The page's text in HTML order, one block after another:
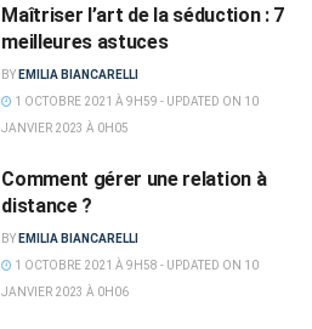
Maîtriser l’art de la séduction : 7
meilleures astuces
BY EMILIA BIANCARELLI
1 OCTOBRE 2021 À 9H59 - UPDATED ON 10
JANVIER 2023 À 0H05
Comment gérer une relation à
distance ?
BY EMILIA BIANCARELLI
1 OCTOBRE 2021 À 9H58 - UPDATED ON 10
JANVIER 2023 À 0H06